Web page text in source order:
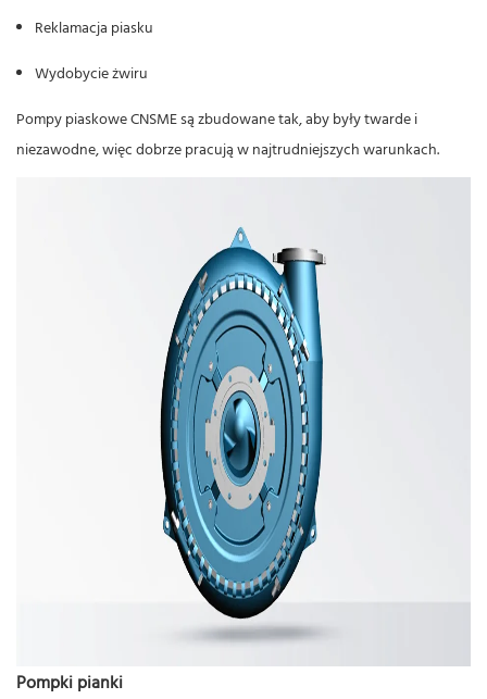
Reklamacja piasku
Wydobycie żwiru
Pompy piaskowe CNSMEsą zbudowane tak, aby były twarde i
niezawodne, więc dobrze pracują w najtrudniejszych warunkach.
Pompki pianki